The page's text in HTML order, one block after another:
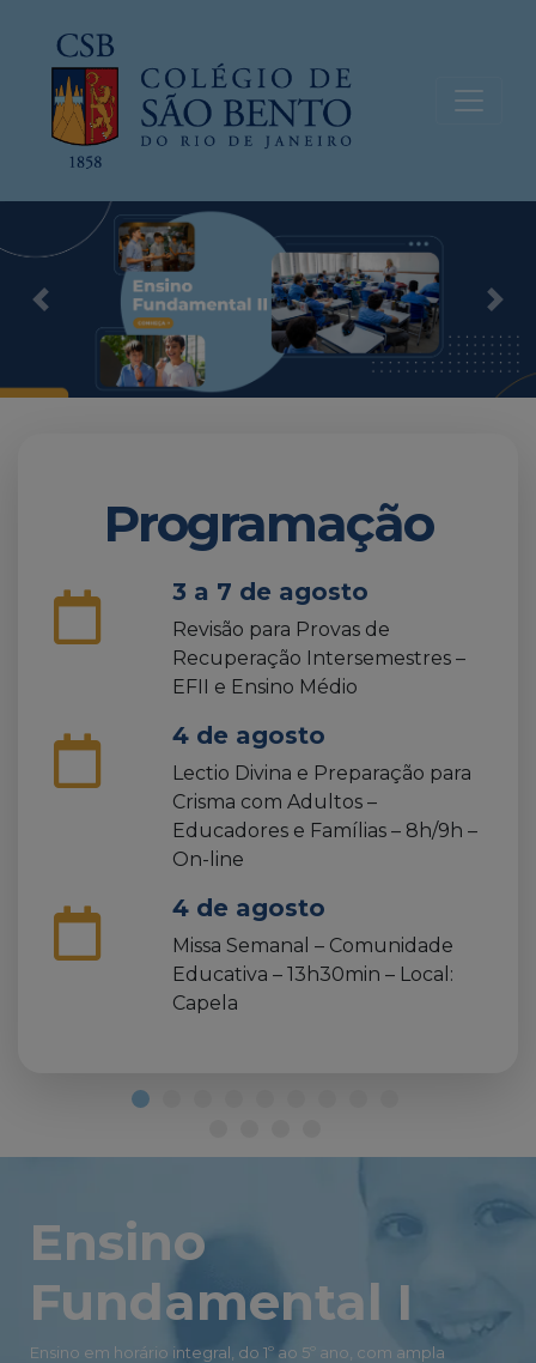
Previous
Programação
3 a 7 de agosto
Revisão para Provas de
Recuperação Intersemestres –
EFII e Ensino Médio
4 de agosto
Lectio Divina e Preparação para
Crisma com Adultos –
Educadores e Famílias – 8h/9h –
On-line
4 de agosto
Missa Semanal – Comunidade
Educativa – 13h30min – Local:
Capela
Ensino
Fundamental I
Ensino em horário integral, do 1º ao 5º ano, com ampla